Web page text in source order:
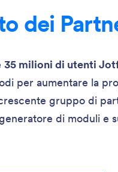
dei
35 milioni di utenti
per aumentare la
gruppo di
di moduli e